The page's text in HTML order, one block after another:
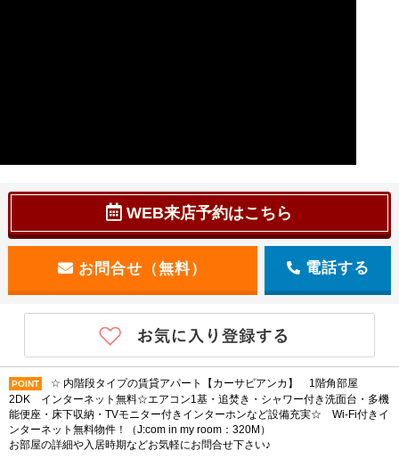
WEB来店予約はこちら
電話する
POINT
☆ 内階段タイプの賃貸アパート【カーサビアンカ】 1階角部屋
2DK インターネット無料☆エアコン1基・追焚き・シャワー付き洗面台・多機
能便座・床下収納・TVモニター付きインターホンなど設備充実☆ Wi-Fi付きイ
ンターネット無料物件！（J:com in my room：320M）
お部屋の詳細や入居時期などお気軽にお問合せ下さい♪